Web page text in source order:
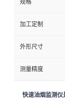
规格
加工定制
外形尺寸
测量精度
快速油烟监测仪